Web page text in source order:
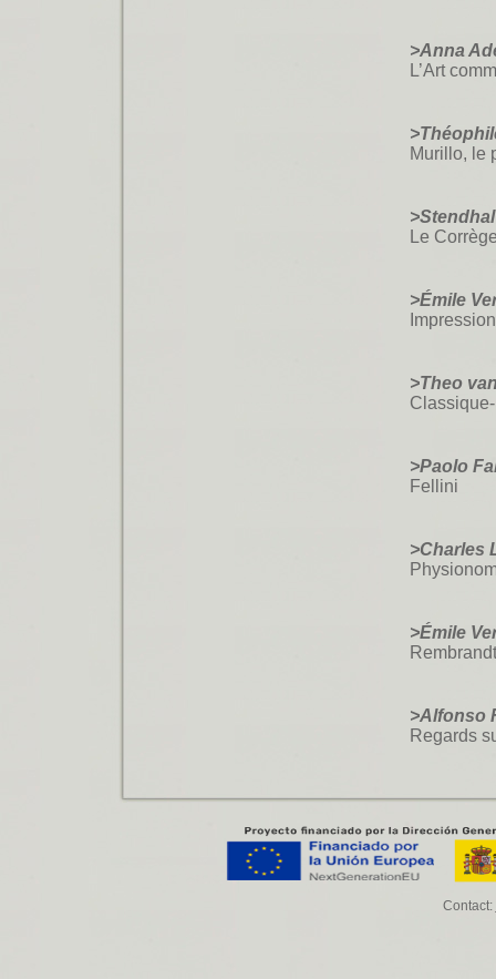
>Anna
L’Art
Murillo, le
>Stendhal
Le
>Émile
>Theo
>Paolo
Fellini
>Charles
>Émile
Rembrandt
>Alfonso
Regards
Contact: